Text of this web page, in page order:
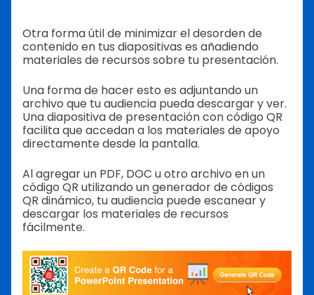
Otra forma útil de minimizar el desorden de
contenido en tus diapositivas es añadiendo
materiales de recursos sobre tu presentación.
Una forma de hacer esto es adjuntando un
archivo que tu audiencia pueda descargar y ver.
Una diapositiva de presentación con código QR
facilita que accedan a los materiales de apoyo
directamente desde la pantalla.
Al agregar un PDF, DOC u otro archivo en un
código QR utilizando un generador de códigos
QR dinámico, tu audiencia puede escanear y
descargar los materiales de recursos
fácilmente.